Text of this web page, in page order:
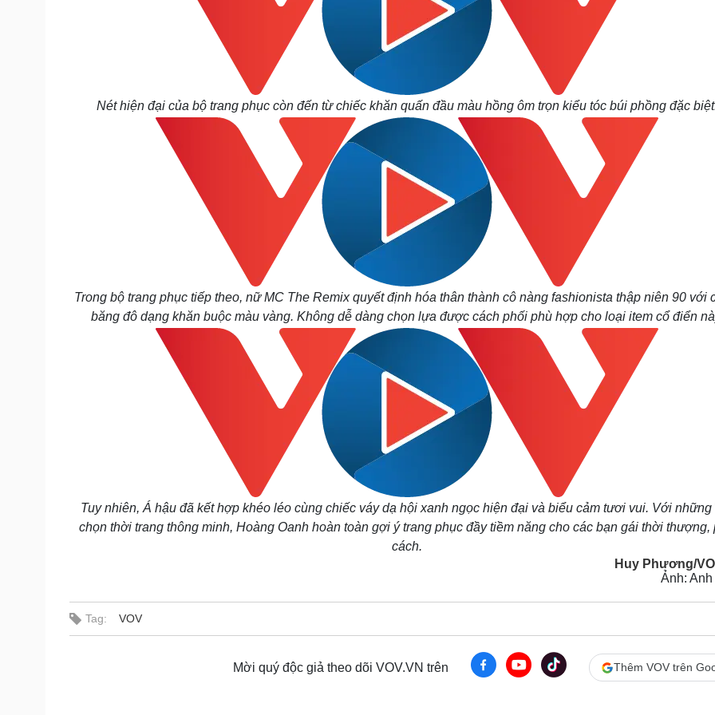
Nét hiện đại của bộ trang phục còn đến từ chiếc khăn quấn đầu màu hồng ôm trọn kiểu tóc búi phồng đặc
Trong bộ trang phục tiếp theo, nữ MC The Remix quyết định hóa thân thành cô nàng fashionista thập niên 90 với
băng đô dạng khăn buộc màu vàng. Không dễ dàng chọn lựa được cách phối phù hợp cho loại item cổ điển
Tuy nhiên, Á hậu đã kết hợp khéo léo cùng chiếc váy dạ hội xanh ngọc hiện đại và biểu cảm tươi vui. Với những
chọn thời trang thông minh, Hoàng Oanh hoàn toàn gợi ý trang phục đầy tiềm năng cho các bạn gái thời thượng,
cách.
Huy Phương/
Ảnh: Anh
Tag: VOV
Mời quý độc giả theo dõi VOV.VN trên Thêm VOV trên